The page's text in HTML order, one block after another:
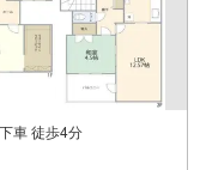
車 徒歩4分